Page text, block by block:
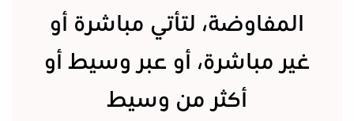
المفاوضة، لتأتي مباشرة أو
غير مباشرة، أو عبر وسيط أو
أكثر من وسيط